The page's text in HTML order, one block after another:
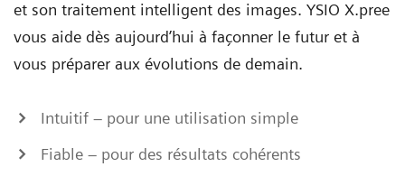
et son traitement intelligent des images. YSIO X.pree
vous aide dès aujourd’hui à façonner le futur et à
vous préparer aux évolutions de demain.
Intuitif – pour une utilisation simple
Fiable – pour des résultats cohérents